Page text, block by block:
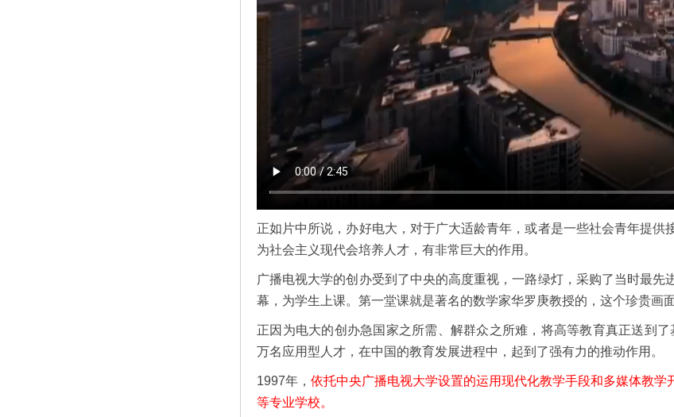
正如片中所说，办好电大，对于广大适龄青年，或者是一些社会青年提供
为社会主义现代会培养人才，有非常巨大的作用。
广播电视大学的创办受到了中央的高度重视，一路绿灯，采购了当时最
幕，为学生上课。第一堂课就是著名的数学家华罗庚教授的，这个珍贵画
正因为电大的创办急国家之所需、解群众之所难，将高等教育真正送到
万名应用型人才，在中国的教育发展进程中，起到了强有力的推动作用。
1997年， 依托中央广播电视大学设置的运用现代化教学手段和多媒体教
等专业学校。